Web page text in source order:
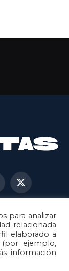
X
(Twitter)
para analizar
relacionada
elaborado a
ejemplo,
información